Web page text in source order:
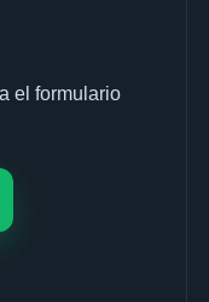
el formulario